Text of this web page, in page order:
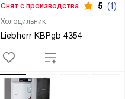
Холодильник
Liebherr KBPgb 4354
Снят с производства 5 (1)